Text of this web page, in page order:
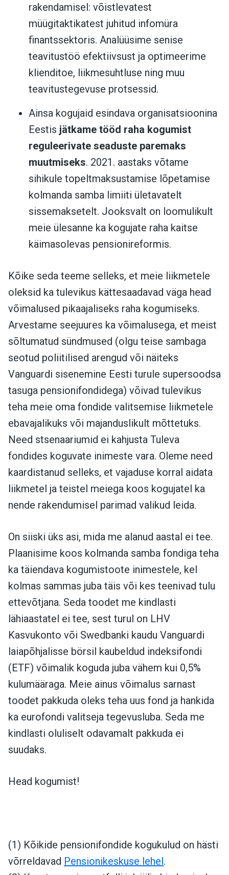
rakendamisel: võistlevatest
müügitaktikatest juhitud infomüra
finantssektoris. Analüüsime senise
teavitustöö efektiivsust ja optimeerime
klienditoe, liikmesuhtluse ning muu
teavitustegevuse protsessid.
Ainsa kogujaid esindava organisatsioonina
Eestis jätkame tööd raha kogumist
reguleerivate seaduste paremaks
muutmiseks. 2021. aastaks võtame
sihikule topeltmaksustamise lõpetamise
kolmanda samba limiiti ületavatelt
sissemaksetelt. Jooksvalt on loomulikult
meie ülesanne ka kogujate raha kaitse
käimasolevas pensionireformis.
Kõike seda teeme selleks, et meie liikmetele
oleksid ka tulevikus kättesaadavad väga head
võimalused pikaajaliseks raha kogumiseks.
Arvestame seejuures ka võimalusega, et meist
sõltumatud sündmused (olgu teise sambaga
seotud poliitilised arengud või näiteks
Vanguardi sisenemine Eesti turule supersoodsa
tasuga pensionifondidega) võivad tulevikus
teha meie oma fondide valitsemise liikmetele
ebavajalikuks või majanduslikult mõttetuks.
Need stsenaariumid ei kahjusta Tuleva
fondides koguvate inimeste vara. Oleme need
kaardistanud selleks, et vajaduse korral aidata
liikmetel ja teistel meiega koos kogujatel ka
nende rakendumisel parimad valikud leida.
On siiski üks asi, mida me alanud aastal ei tee.
Plaanisime koos kolmanda samba fondiga teha
ka täiendava kogumistoote inimestele, kel
kolmas sammas juba täis või kes teenivad tulu
ettevõtjana. Seda toodet me kindlasti
lähiaastatel ei tee, sest turul on LHV
Kasvukonto või Swedbanki kaudu Vanguardi
laiapõhjalisse börsil kaubeldud indeksifondi
(ETF) võimalik koguda juba vähem kui 0,5%
kulumääraga. Meie ainus võimalus sarnast
toodet pakkuda oleks teha uus fond ja hankida
ka eurofondi valitseja tegevusluba. Seda me
kindlasti oluliselt odavamalt pakkuda ei
suudaks.
Head kogumist!
(1) Kõikide pensionifondide kogukulud on hästi
võrreldavad Pensionikeskuse lehel.